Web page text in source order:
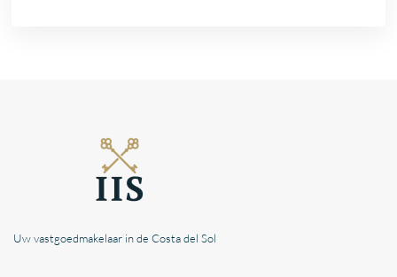
Uw vastgoedmakelaar in de Costa del Sol